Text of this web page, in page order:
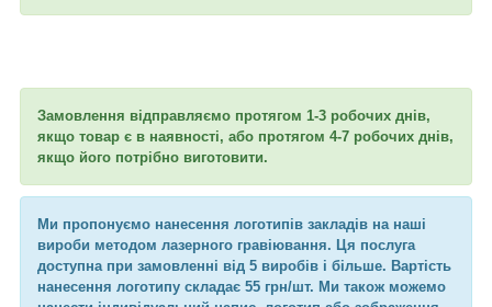
Замовлення відправляємо протягом 1-3 робочих днів,
якщо товар є в наявності, або протягом 4-7 робочих днів,
якщо його потрібно виготовити.
Ми пропонуємо нанесення логотипів закладів на наші
вироби методом лазерного гравіювання. Ця послуга
доступна при замовленні від 5 виробів і більше. Вартість
нанесення логотипу складає 55 грн/шт. Ми також можемо